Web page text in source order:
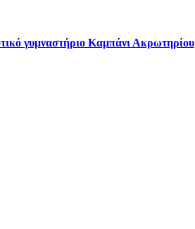
γυμναστήριο Καμπάνι Ακρωτηρίου